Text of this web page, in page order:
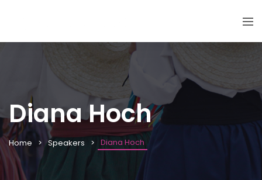
Diana Hoch
Home Speakers Diana Hoch